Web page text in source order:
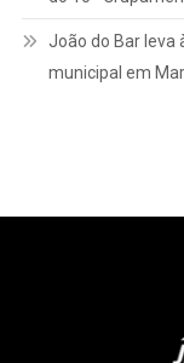
para ampliar
Marcos
do 10º